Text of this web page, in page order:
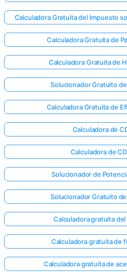
Calculadora Gratuita del Impuesto
Calculadora Gratuita de
Calculadora Gratuita de
Solucionador Gratuito
Calculadora Gratuita de
Calculadora de
Calculadora de
Solucionador de
Solucionador Gratuito
Calculadora gratuita
Calculadora gratuita de
Calculadora gratuita de